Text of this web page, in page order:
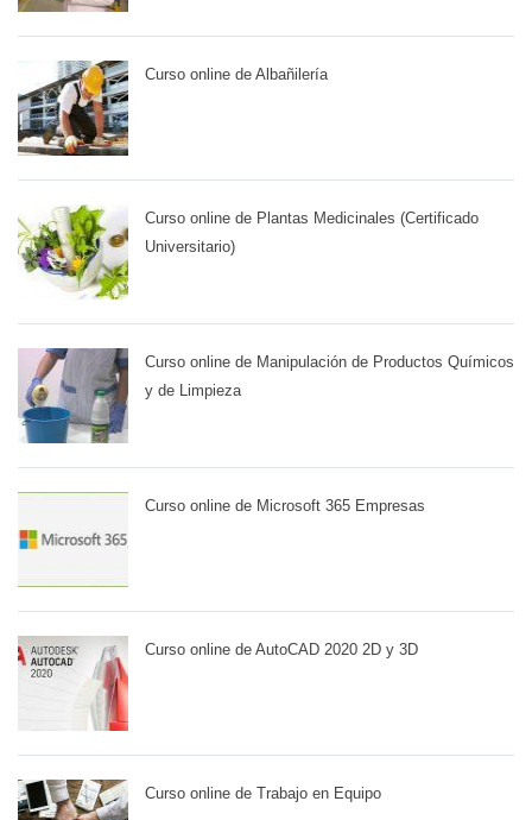
Curso online de Albañilería
Curso online de Plantas Medicinales (Certificado
Universitario)
Curso online de Manipulación de Productos Químicos
y de Limpieza
Curso online de Microsoft 365 Empresas
Curso online de AutoCAD 2020 2D y 3D
Curso online de Trabajo en Equipo